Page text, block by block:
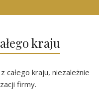
kraju
całego kraju, niezależnie
firmy.